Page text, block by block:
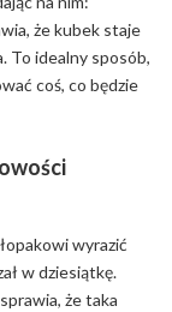
że kubek staje
To idealny sposób,
coś, co będzie
wyrazić
w dziesiątkę.
że taka